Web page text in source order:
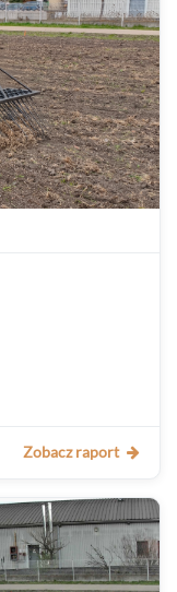
Zobacz raport